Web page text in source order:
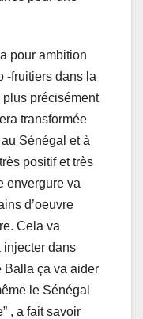
pour ambition
-fruitiers dans la
précisément
transformée
Sénégal et à
positif et très
envergure va
d’oeuvre
Cela va
injecter dans
Balla ça va aider
le Sénégal
, a fait savoir